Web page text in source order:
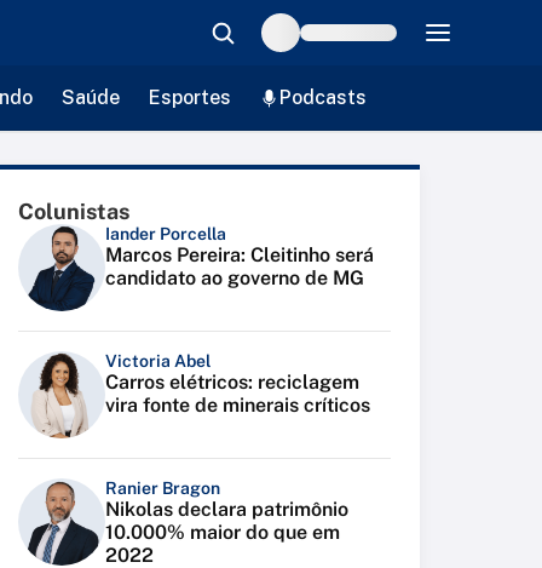
Saúde Esportes Podcasts
Colunistas
Iander Porcella
Marcos Pereira: Cleitinho será
candidato ao governo de MG
Victoria Abel
Carros elétricos: reciclagem
vira fonte de minerais críticos
Ranier Bragon
Nikolas declara patrimônio
10.000% maior do que em
2022